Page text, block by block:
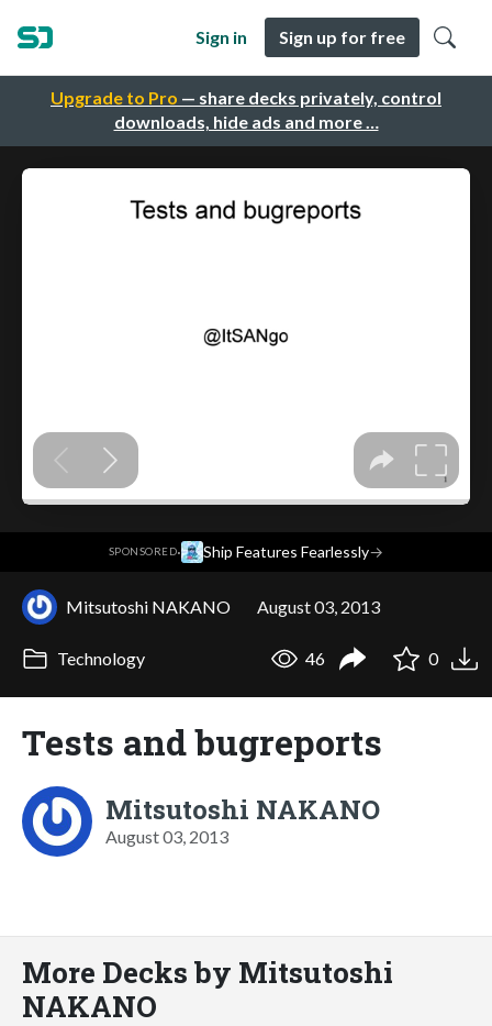
Upgrade to Pro — share decks privately, control
downloads, hide ads and more …
Sign in Sign up for free
SPONSORED· Ship Features Fearlessly→
Mitsutoshi NAKANO August 03, 2013
Technology 46 0
Tests and bugreports
Mitsutoshi NAKANO
August 03, 2013
More Decks by Mitsutoshi
NAKANO